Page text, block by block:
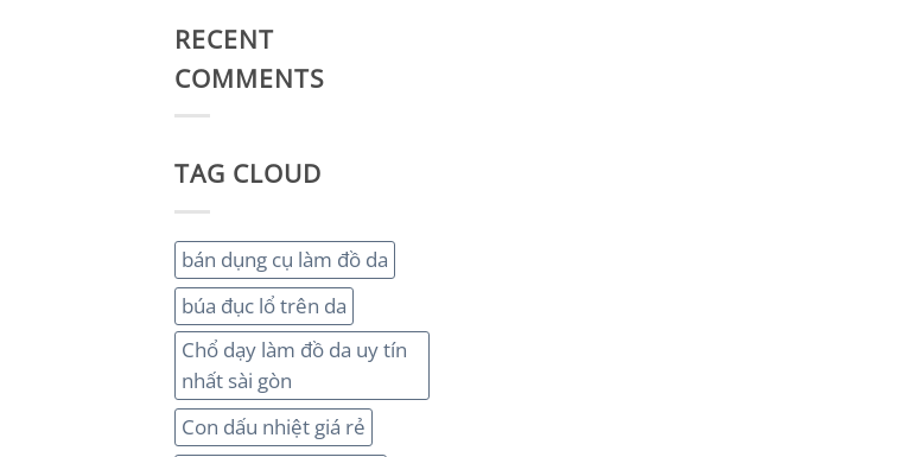
RECENT
COMMENTS
TAG CLOUD
bán dụng cụ làm đồ da
búa đục lổ trên da
Chổ dạy làm đồ da uy tín
nhất sài gòn
Con dấu nhiệt giá rẻ